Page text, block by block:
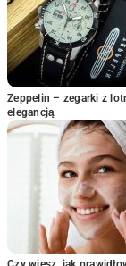
Zeppelin – zegarki z
elegancją